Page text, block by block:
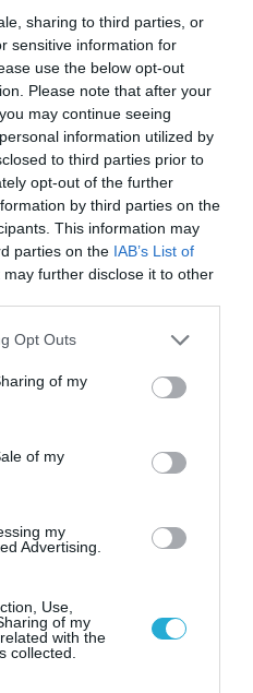
sharing to third parties, or
sensitive information for
use the below opt-out
Please note that after your
may continue seeing
information utilized by
to third parties prior to
opt-out of the further
by third parties on the
This information may
parties on the IAB’s List of
may further disclose it to other
uses one or more Google
behaviour. You may click to
and its third-party tags to
purposes in below Google
Opt Outs
of my
of my
my
Advertising.
Use,
of my
with the
collected.
τον
τον ΣΚΑΪ – Ο λόγος της
πεζοδρόμια» στην
παράνομα